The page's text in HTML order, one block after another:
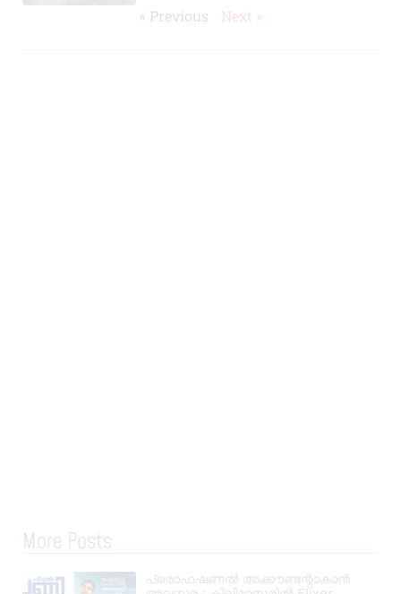
« Previous Next »
More Posts
പ്രൊഫഷണൽ അക്കൗണ്ടന്റാകാൻ